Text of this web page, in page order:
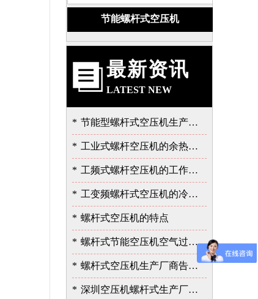
节能螺杆式空压机
最新资讯
LATEST NEW
* 节能型螺杆式空压机生产厂告诉我的泄露故障的严重性
* 工业式螺杆空压机的余热的价值
* 工频式螺杆空压机的工作过程
* 工变频螺杆式空压机的冷却与润滑系统
* 螺杆式空压机的特点
* 螺杆式节能空压机空气过滤器的保养
* 螺杆式空压机生产厂商告诉您余热回收的重要性
* 深圳空压机螺杆式生产厂家告诉您如何选择空压机